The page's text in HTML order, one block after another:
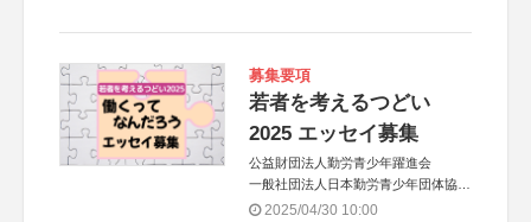
募集要項
若者を考えるつどい
2025 エッセイ募集
公益財団法人勤労青少年躍進会
一般社団法人日本勤労青少年団体協議
会2025/04/30 10:00